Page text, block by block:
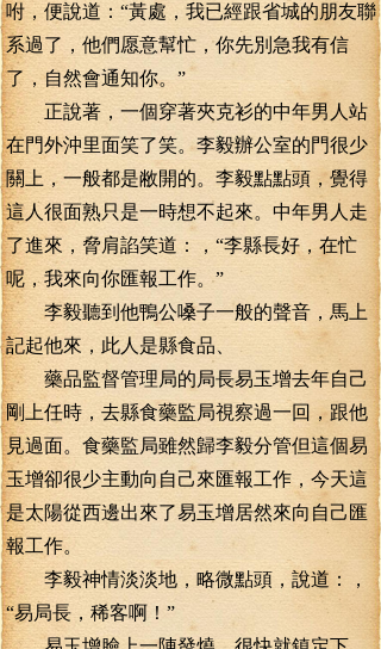
咐，便說道：“黃處，我已經跟省城的朋友聯
系過了，他們愿意幫忙，你先別急我有信
了，自然會通知你。”
正說著，一個穿著夾克衫的中年男人站
在門外沖里面笑了笑。李毅辦公室的門很少
關上，一般都是敝開的。李毅點點頭，覺得
這人很面熟只是一時想不起來。中年男人走
了進來，脅肩諂笑道：，“李縣長好，在忙
呢，我來向你匯報工作。”
李毅聽到他鴨公嗓子一般的聲音，馬上
記起他來，此人是縣食品、
藥品監督管理局的局長易玉增去年自己
剛上任時，去縣食藥監局視察過一回，跟他
見過面。食藥監局雖然歸李毅分管但這個易
玉增卻很少主動向自己來匯報工作，今天這
是太陽從西邊出來了易玉增居然來向自己匯
報工作。
李毅神情淡淡地，略微點頭，說道：，
“易局長，稀客啊！”